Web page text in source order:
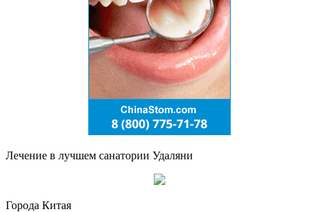
Лечение в лучшем санатории Удаляни
Города Китая